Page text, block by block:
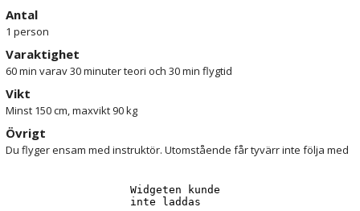
certifikat?
Köp upplevelsen
dig själv eller för att ge bort som uppskattad present!
Antal
1 person
Varaktighet
60 min varav 30 minuter teori och 30 min flygtid
Vikt
Minst 150 cm, maxvikt 90 kg
Övrigt
Du flyger ensam med instruktör. Utomstående får tyvärr inte följa med